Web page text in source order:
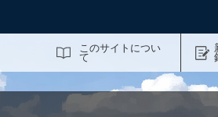
このサイトについ
て